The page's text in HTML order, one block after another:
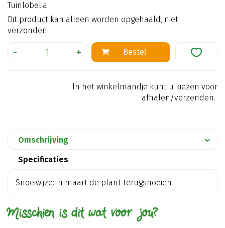
Tuinlobelia
Dit product kan alleen worden opgehaald, niet
verzonden
In het winkelmandje kunt u kiezen voor
afhalen/verzenden.
Omschrijving
Specificaties
Snoeiwijze: in maart de plant terugsnoeien
Misschien is dit wat voor jou?